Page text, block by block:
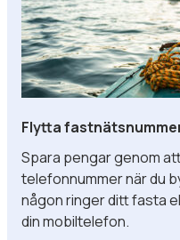
Flytta
Spara pengar genom
telefonnummer när du
någon ringer ditt fasta
din mobiltelefon.